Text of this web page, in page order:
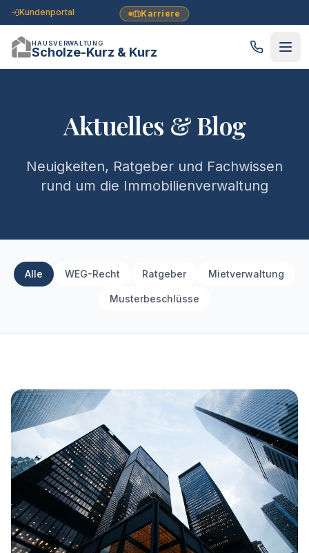
Karriere
Kundenportal
HAUSVERWALTUNG
Scholze-Kurz & Kurz
Aktuelles & Blog
Neuigkeiten, Ratgeber und Fachwissen
rund um die Immobilienverwaltung
Alle WEG-Recht Ratgeber Mietverwaltung
Musterbeschlüsse